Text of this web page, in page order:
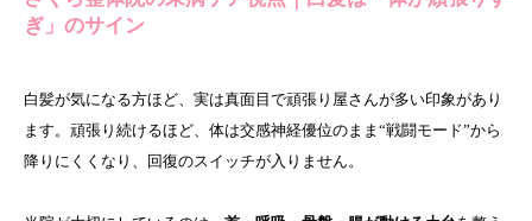
ぎ」のサイン
白髪が気になる方ほど、実は真面目で頑張り屋さんが多い印象があり
ます。頑張り続けるほど、体は交感神経優位のまま“戦闘モード”から
降りにくくなり、回復のスイッチが入りません。